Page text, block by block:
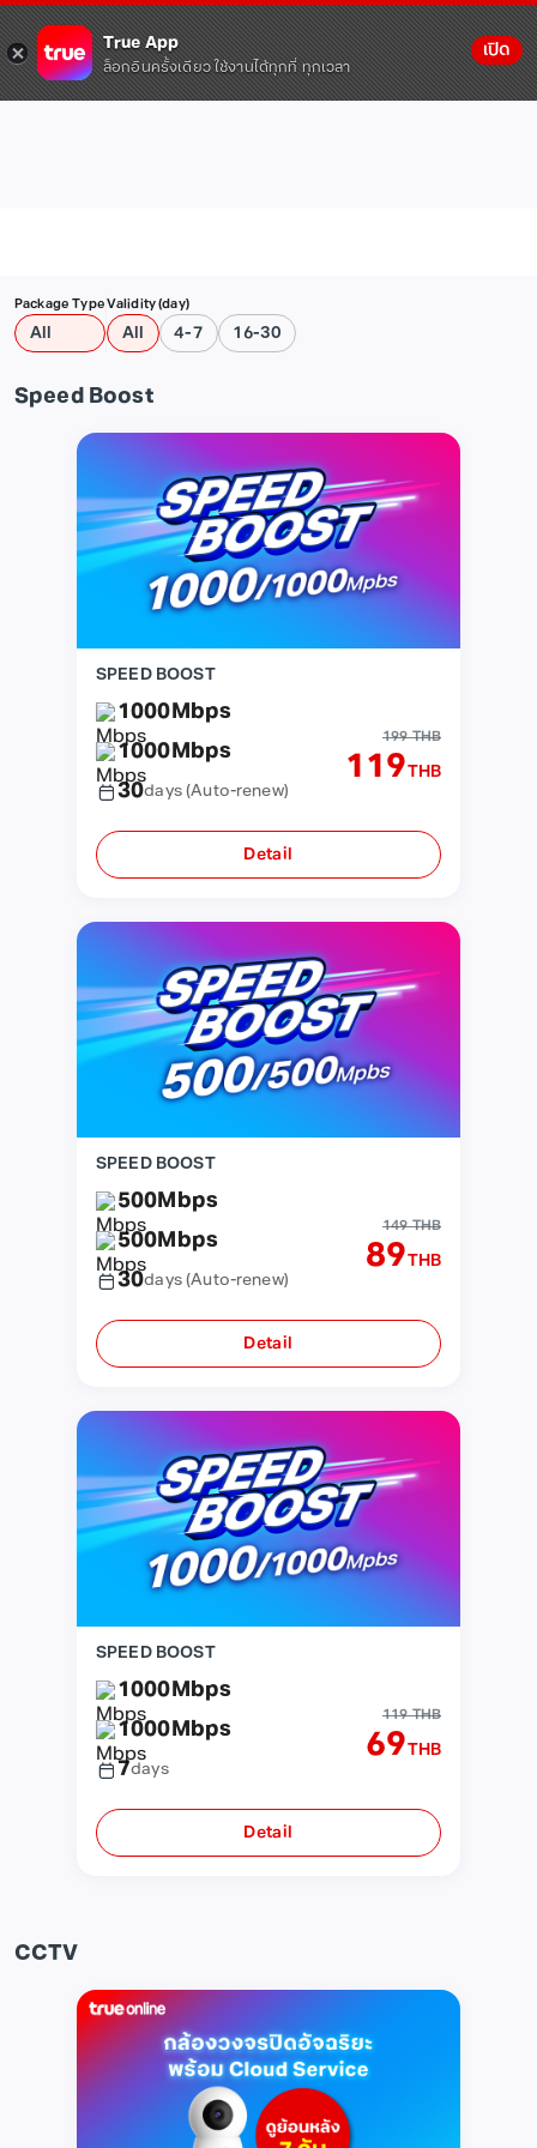
True App
ล็อกอินครั้งเดียว ใช้งานได้ทุกที่ ทุกเวลา
เปิด
Package Type
All
Validity (day)
All 4-7 16-30
Speed Boost
SPEED BOOST
1000 Mbps
1000 Mbps
30days(Auto-renew)
199 THB
119THB
Detail
SPEED BOOST
500 Mbps
500 Mbps
30days(Auto-renew)
149 THB
89THB
Detail
SPEED BOOST
1000 Mbps
1000 Mbps
7days
119 THB
69THB
Detail
CCTV